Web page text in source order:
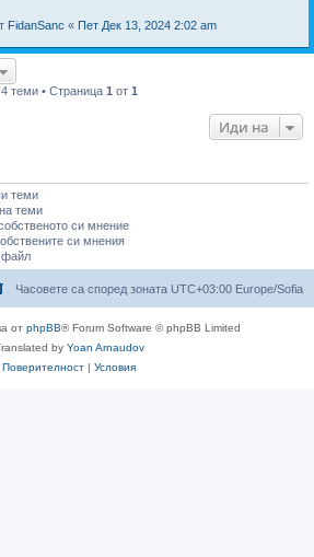
FidanSanc « Пет Дек 13, 2024 2:02 am
4 теми • Страница 1 от 1
Иди на
теми
теми
си мнение
си мнения
файл
Часовете са според зоната UTC+03:00 Europe/Sofia
от phpBB® Forum Software © phpBB Limited
by Yoan Arnaudov
Поверителност | Условия